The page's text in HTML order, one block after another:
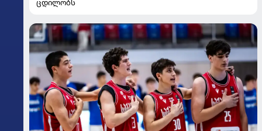
ცდილობს